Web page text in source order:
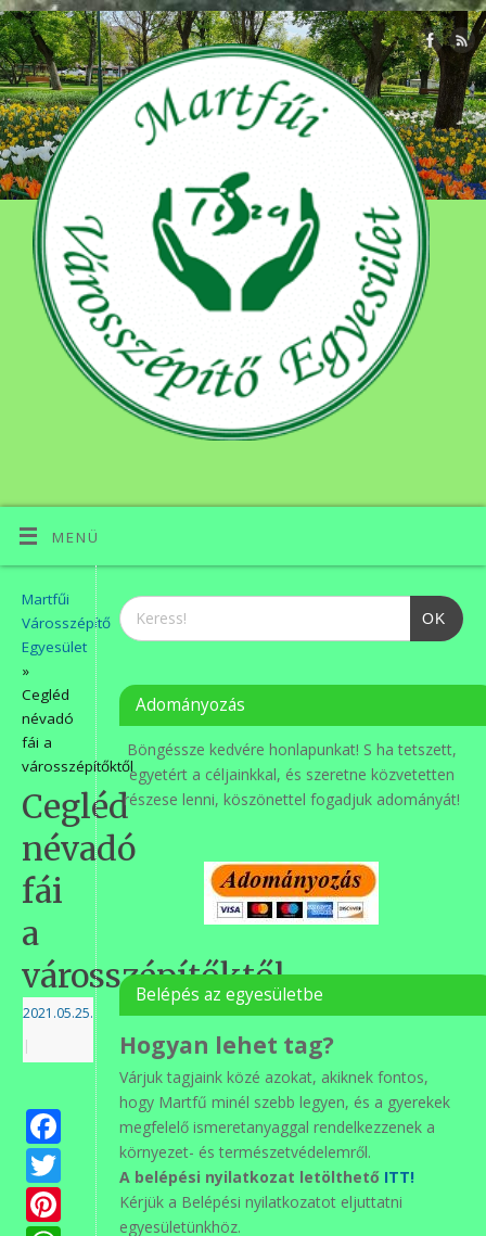
MENÜ
Martfűi
Városszépítő
Egyesület
»
Cegléd
névadó
fái a
városszépítőktől
Cegléd
névadó
fái
a
városszépítőktől
2021.05.25.
|
Facebook
Twitter
Pinterest
OK
Adományozás
Böngéssze kedvére honlapunkat! S ha tetszett,
egyetért a céljainkkal, és szeretne közvetetten
részese lenni, köszönettel fogadjuk adományát!
Belépés az egyesületbe
Hogyan lehet tag?
Várjuk tagjaink közé azokat, akiknek fontos,
hogy Martfű minél szebb legyen, és a gyerekek
megfelelő ismeretanyaggal rendelkezzenek a
környezet- és természetvédelemről.
A belépési nyilatkozat letölthető ITT!
Kérjük a Belépési nyilatkozatot eljuttatni
egyesületünkhöz.